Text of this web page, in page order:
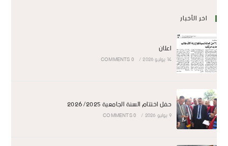
اخر الأخبار
اعلان
14 يوليو 2026 /
0 COMMENTS
حفل اختتام السنة الجامعية 2026/2025
9 يوليو 2026 /
0 COMMENTS